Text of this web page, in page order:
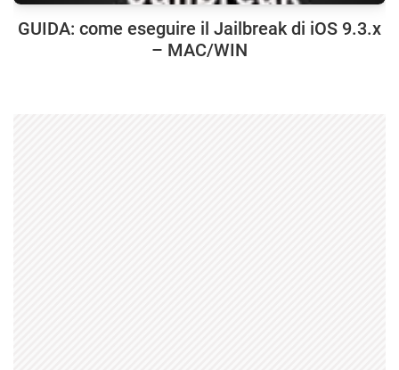
GUIDA: come eseguire il Jailbreak di iOS 9.3.x
– MAC/WIN